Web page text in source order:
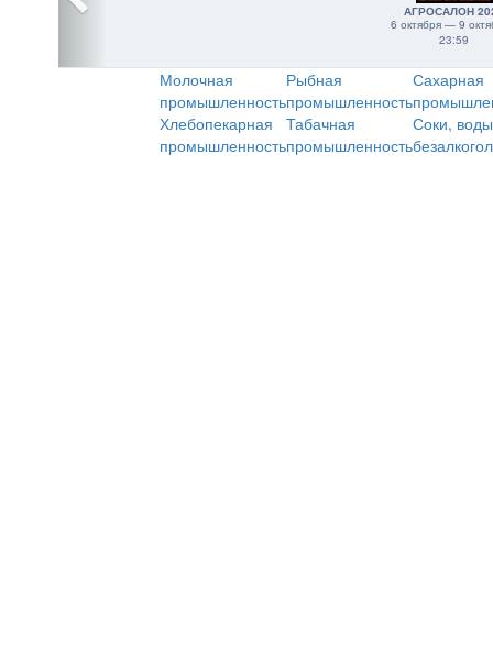
АГРОСАЛОН
6 октября — 9
23:59
Молочная
промышленность
Рыбная
промышленность
Сахарная
Хлебопекарная
промышленность
Табачная
промышленность
Соки,